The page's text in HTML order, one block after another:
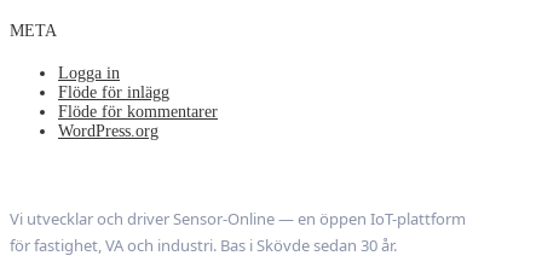
META
Logga in
Flöde för inlägg
Flöde för kommentarer
WordPress.org
Vi utvecklar och driver Sensor-Online — en öppen IoT-plattform
för fastighet, VA och industri. Bas i Skövde sedan 30 år.